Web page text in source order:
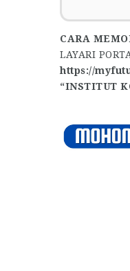
CARA
LAYARI
https://
“INSTITUT